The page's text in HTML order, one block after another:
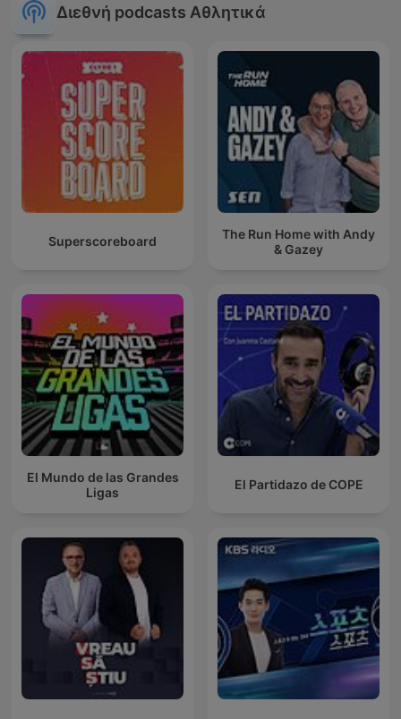
Διεθνή podcasts Αθλητικά
Superscoreboard
The Run Home with Andy
& Gazey
El Mundo de las Grandes
Ligas
El Partidazo de COPE